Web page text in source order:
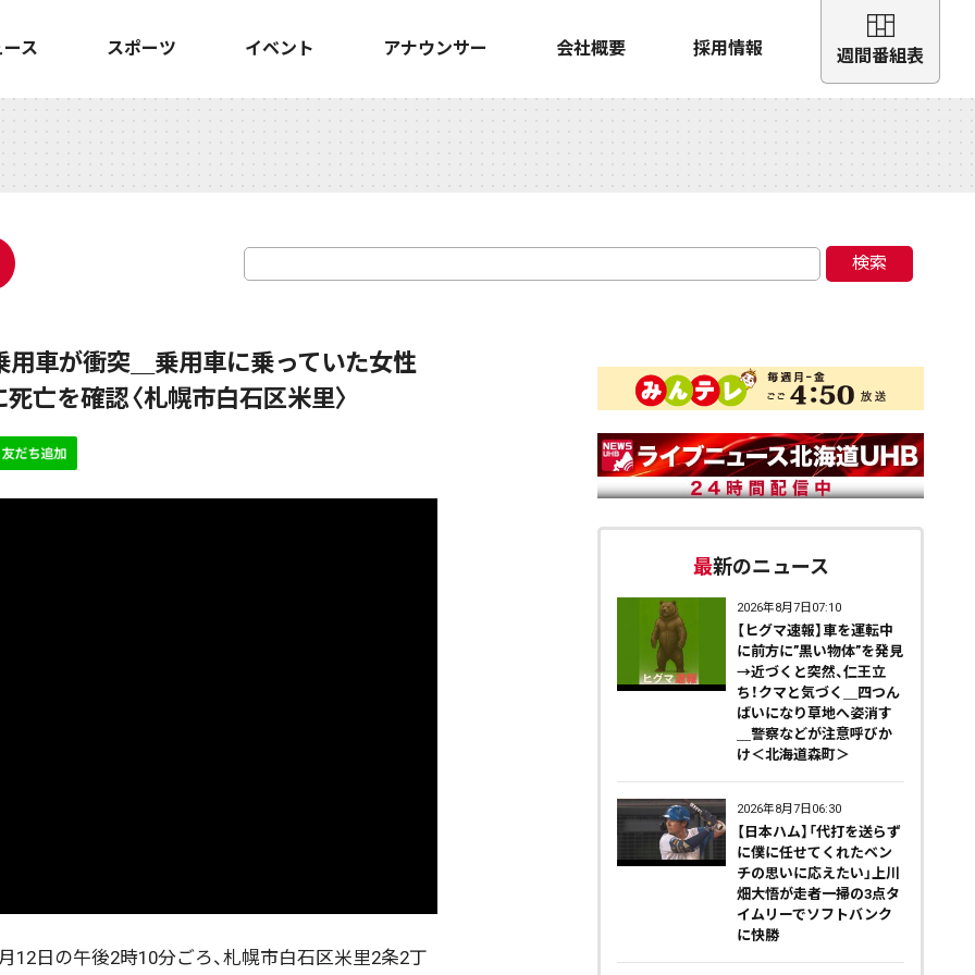
ス スポーツ イベント アナウンサー 会社概要 採用情報 週間番組表
検索
用車が衝突＿乗用車に乗っていた女性
亡を確認〈札幌市白石区米里〉
日の午後2時10分ごろ、札幌市白石区米里2条2丁
最新のニュース
2026年8月7日07:10
【ヒグマ速報】車を運転中
に前方に”黒い物体”を発見
→近づくと突然、仁王立
ち！クマと気づく＿四つん
ばいになり草地へ姿消す
＿警察などが注意呼びか
け＜北海道森町＞
2026年8月7日06:30
【日本ハム】「代打を送らず
に僕に任せてくれたベン
チの思いに応えたい」上川
畑大悟が走者一掃の3点タ
イムリーでソフトバンク
に快勝